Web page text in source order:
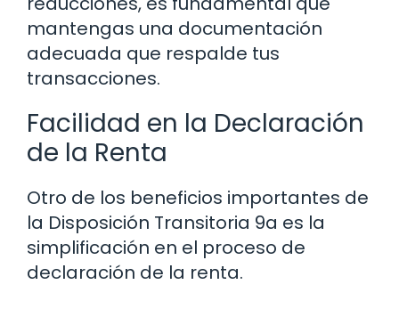
mantengas una documentación
adecuada que respalde tus
transacciones.
Facilidad en la Declaración
de la Renta
Otro de los beneficios importantes de
la Disposición Transitoria 9a es la
simplificación en el proceso de
declaración de la renta.